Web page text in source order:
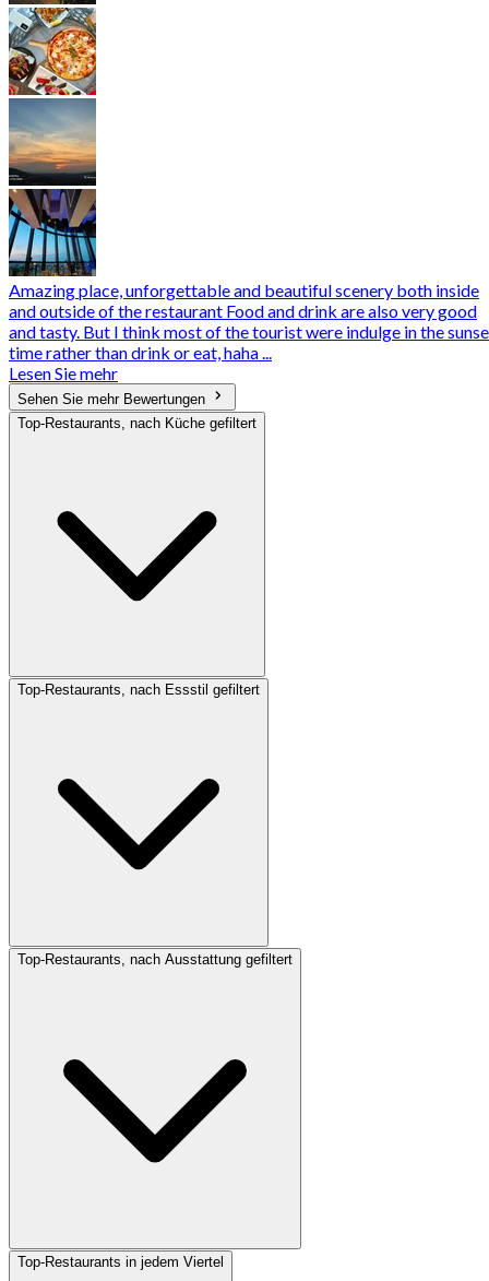
Amazing place, unforgettable and beautiful scenery both inside
and outside of the restaurant Food and drink are also very good
and tasty. But I think most of the tourist were indulge in the
time rather than drink or eat, haha ...
Lesen Sie mehr
Sehen Sie mehr Bewertungen
Top-Restaurants, nach Küche gefiltert
Top-Restaurants, nach Essstil gefiltert
Top-Restaurants, nach Ausstattung gefiltert
Top-Restaurants in jedem Viertel